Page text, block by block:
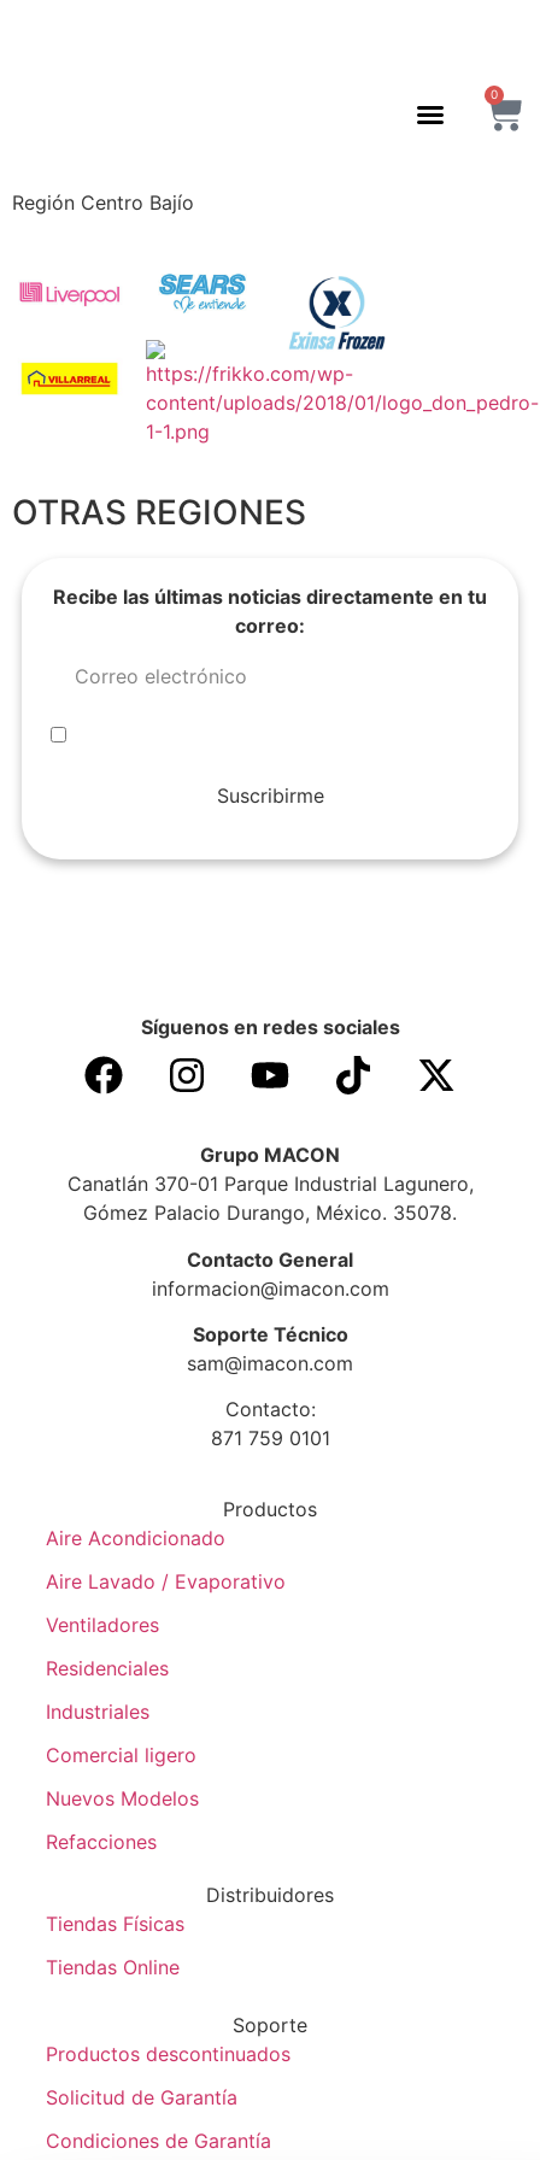
0
Región Centro Bajío
OTRAS REGIONES
Recibe las últimas noticias directamente en tu
correo:
Suscribirme
Síguenos en redes sociales
Grupo MACON
Canatlán 370-01 Parque Industrial Lagunero,
Gómez Palacio Durango, México. 35078.
Contacto General
informacion@imacon.com
Soporte Técnico
sam@imacon.com
Contacto:
871 759 0101
Productos
Aire Acondicionado
Aire Lavado / Evaporativo
Ventiladores
Residenciales
Industriales
Comercial ligero
Nuevos Modelos
Refacciones
Distribuidores
Tiendas Físicas
Tiendas Online
Soporte
Productos descontinuados
Solicitud de Garantía
Condiciones de Garantía